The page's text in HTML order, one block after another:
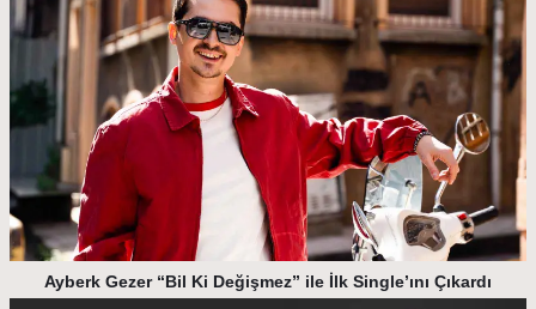
Ayberk Gezer “Bil Ki Değişmez” ile İlk Single’ını Çıkardı